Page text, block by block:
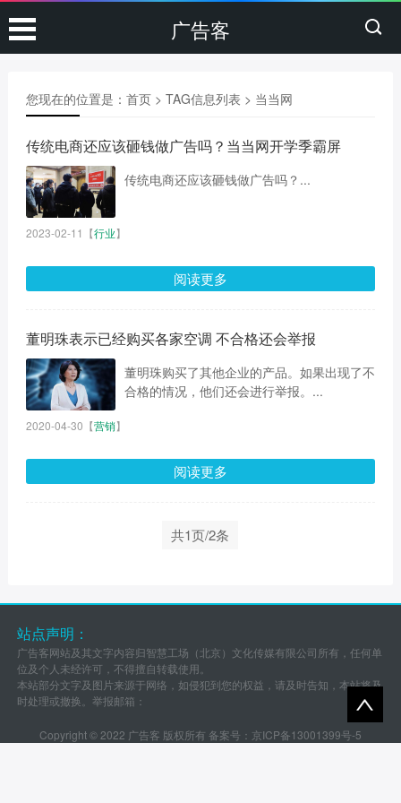
广告客
您现在的位置是： 首页> TAG信息列表 > 当当网
传统电商还应该砸钱做广告吗？当当网开学季霸屏
传统电商还应该砸钱做广告吗？...
2023-02-11 【行业】
阅读更多
董明珠表示已经购买各家空调 不合格还会举报
董明珠购买了其他企业的产品。如果出现了不
合格的情况，他们还会进行举报。...
2020-04-30 【营销】
阅读更多
共1页/2条
站点声明：
广告客网站及其文字内容归智慧工场（北京）文化传媒有限公司所有，任何单
位及个人未经许可，不得擅自转载使用。
本站部分文字及图片来源于网络，如侵犯到您的权益，请及时告知，本站将及
时处理或撤换。举报邮箱：
Copyright © 2022 广告客 版权所有 备案号： 京ICP备13001399号-5